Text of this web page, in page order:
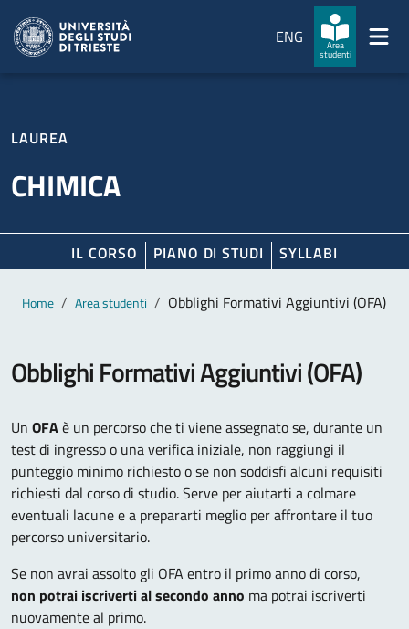
ENG
Area
studenti
LAUREA
CHIMICA
IL CORSO PIANO DI STUDI SYLLABI
Contenuto principale
Breadcrumb
Home Area studenti Obblighi Formativi Aggiuntivi (OFA)
Obblighi Formativi Aggiuntivi (OFA)
Un OFAè un percorso che ti viene assegnato se, durante un
test di ingresso o una verifica iniziale, non raggiungi il
punteggio minimo richiesto o se non soddisfi alcuni requisiti
richiesti dal corso di studio. Serve per aiutarti a colmare
eventuali lacune e a prepararti meglio per affrontare il tuo
percorso universitario.
Se non avrai assolto gli OFA entro il primo anno di corso,
non potrai iscriverti al secondo anno ma potrai iscriverti
nuovamente al primo.